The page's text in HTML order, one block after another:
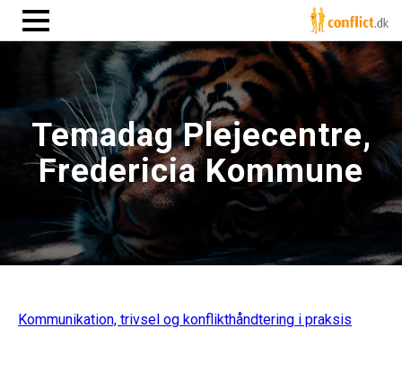
Temadag Plejecentre,
Fredericia Kommune
Kommunikation, trivsel og konflikthåndtering i praksis